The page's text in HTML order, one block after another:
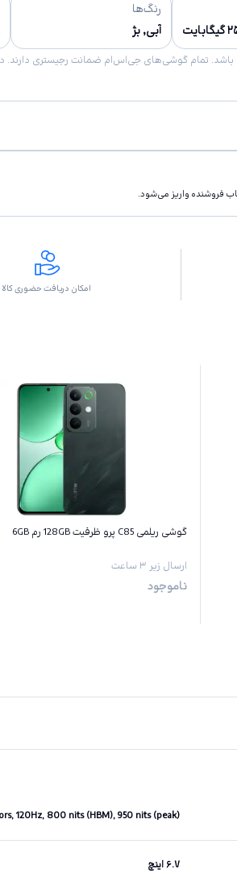
رنگ‌ها
آبی, بژ
فروشنده واريز مى‌شود.
امکان دریافت حضوری کالا
گوشی ریلمی C85 پرو ظرفیت 128GB رم 6GB
ارسال زیر ۳ ساعت
ناموجود
120Hz, 800 nits (HBM), 950 nits (peak)
۶.۷ اینچ